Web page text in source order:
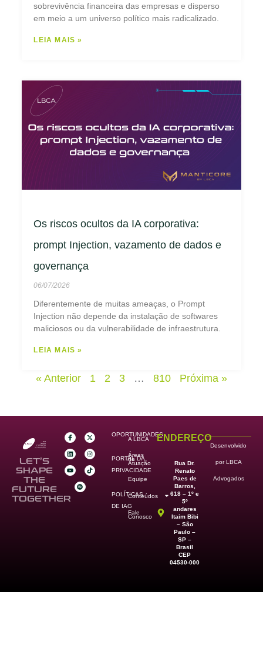
sobrevivência financeira das empresas e disperso
em meio a um universo político mais radicalizado.
LEIA MAIS »
Os riscos ocultos da IA corporativa:
prompt Injection, vazamento de dados e
governança
06/07/2026
Diferentemente de muitas ameaças, o Prompt
Injection não depende da instalação de softwares
maliciosos ou da vulnerabilidade de infraestrutura.
LEIA MAIS »
« Anterior 1 2 3 … 810 Próxima »
LET’S
SHAPE
THE
FUTURE
TOGETHER
OPORTUNIDADES
PORTAL DA
PRIVACIDADE
POLÍTICAS
DE IAG
A LBCA
Áreas
de
Atuação
Equipe
Conteúdos
Fale
Conosco
ENDEREÇO
Rua Dr.
Renato
Paes de
Barros,
618 – 1º e
5º
andares
Itaim Bibi
– São
Paulo –
SP –
Brasil
CEP
04530-000
Desenvolvido
por LBCA
Advogados